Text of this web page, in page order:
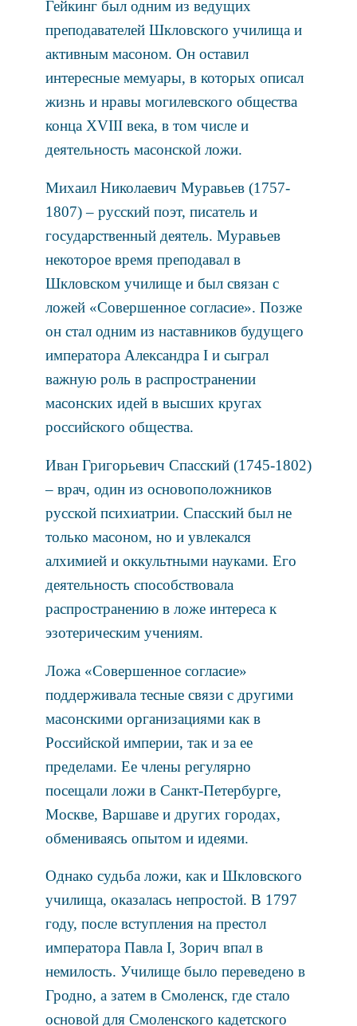
Гейкинг был одним из ведущих
преподавателей Шкловского училища и
активным масоном. Он оставил
интересные мемуары, в которых описал
жизнь и нравы могилевского общества
конца XVIII века, в том числе и
деятельность масонской ложи.
Михаил Николаевич Муравьев (1757-
1807) – русский поэт, писатель и
государственный деятель. Муравьев
некоторое время преподавал в
Шкловском училище и был связан с
ложей «Совершенное согласие». Позже
он стал одним из наставников будущего
императора Александра I и сыграл
важную роль в распространении
масонских идей в высших кругах
российского общества.
Иван Григорьевич Спасский (1745-1802)
– врач, один из основоположников
русской психиатрии. Спасский был не
только масоном, но и увлекался
алхимией и оккультными науками. Его
деятельность способствовала
распространению в ложе интереса к
эзотерическим учениям.
Ложа «Совершенное согласие»
поддерживала тесные связи с другими
масонскими организациями как в
Российской империи, так и за ее
пределами. Ее члены регулярно
посещали ложи в Санкт-Петербурге,
Москве, Варшаве и других городах,
обмениваясь опытом и идеями.
Однако судьба ложи, как и Шкловского
училища, оказалась непростой. В 1797
году, после вступления на престол
императора Павла I, Зорич впал в
немилость. Училище было переведено в
Гродно, а затем в Смоленск, где стало
основой для Смоленского кадетского